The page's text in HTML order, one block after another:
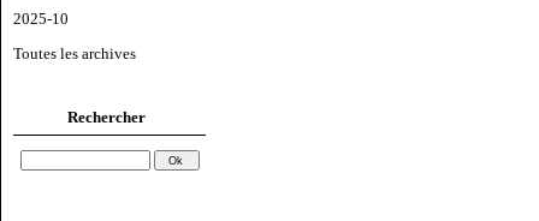
2025-10
Toutes les archives
Rechercher